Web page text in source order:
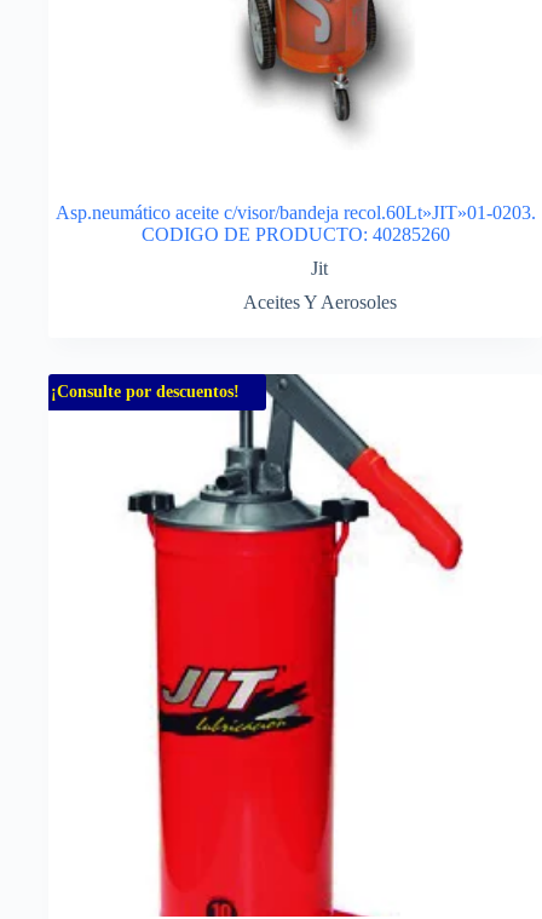
Asp.neumático aceite c/visor/bandeja recol.60Lt»JIT»01-0203.
CODIGO DE PRODUCTO: 40285260
Jit
Aceites Y Aerosoles
¡Consulte por descuentos!